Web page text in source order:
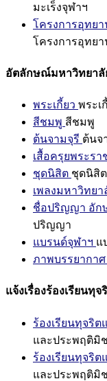
มะเร็งจุฬาฯ
โครงการอุทย
โครงการอุทย
อัตลักษณ์มหาวิทยาลั
พระเกี้ยว พระเ
สีชมพู สีชมพู
ต้นจามจุรี ต้นจ
เสื้อครุยพระร
ชุดนิสิต ชุดนิสิต
เพลงมหาวิทยา
ชื่อปริญญา อัก
ปริญญา
แบรนด์จุฬาฯ แ
ภาพบรรยากาศ
แจ้งเรื่องร้องเรียนทุจ
ร้องเรียนทุจริ
และประพฤติมิ
ร้องเรียนทุจริ
และประพฤติมิ